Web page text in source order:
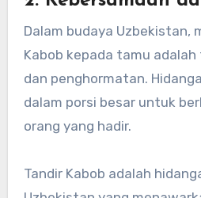
Dalam budaya Uzbekistan,
Kabob kepada tamu
dan penghormatan.
dalam porsi besar untuk
orang yang hadir.
Tandir Kabob adalah